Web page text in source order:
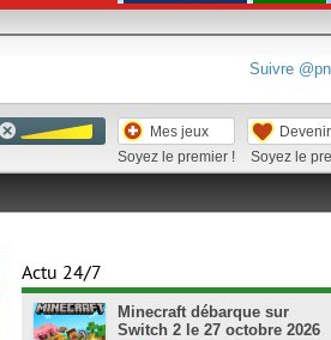
Suivre
Mes jeux
Soyez le premier !
Soyez le
Actu 24/7
Minecraft débarque sur
Switch 2 le 27 octobre 2026